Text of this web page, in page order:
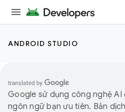
ANDROID STUDIO
Google sử dụng công nghệ AI
ngôn ngữ bạn ưu tiên. Bản